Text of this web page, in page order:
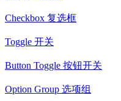
Checkbox 复选框
Toggle 开关
Button Toggle 按钮开关
Option Group 选项组